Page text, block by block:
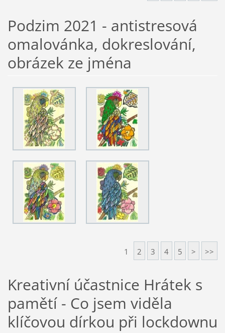
Podzim 2021 - antistresová
omalovánka, dokreslování,
obrázek ze jména
1 2 3 4 5 > >>
Kreativní účastnice Hrátek s
pamětí - Co jsem viděla
klíčovou dírkou při lockdownu